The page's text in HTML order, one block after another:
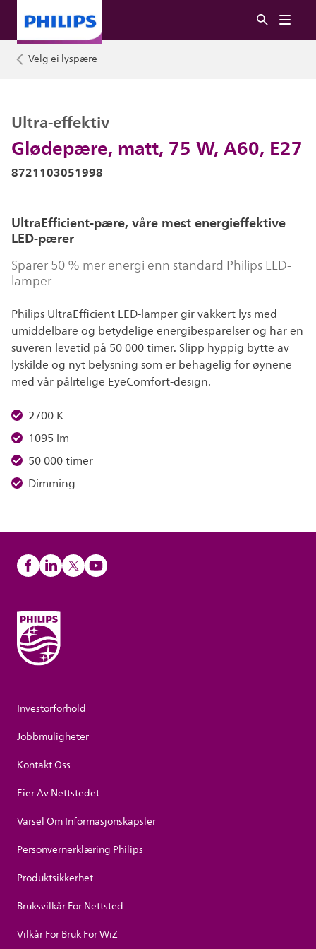
Velg ei lyspære
Glødepære, matt, 75 W, A60, E27
Ultra-effektiv
8721103051998
UltraEfficient-pære, våre mest energieffektive
LED-pærer
Sparer 50 % mer energi enn standard Philips LED-
lamper
Philips UltraEfficient LED-lamper gir vakkert lys med
umiddelbare og betydelige energibesparelser og har en
suveren levetid på 50 000 timer. Slipp hyppig bytte av
lyskilde og nyt belysning som er behagelig for øynene
med vår pålitelige EyeComfort-design.
2700 K
1095 lm
50 000 timer
Dimming
Investorforhold
Jobbmuligheter
Kontakt Oss
Eier Av Nettstedet
Varsel Om Informasjonskapsler
Personvernerklæring Philips
Produktsikkerhet
Bruksvilkår For Nettsted
Vilkår For Bruk For WiZ